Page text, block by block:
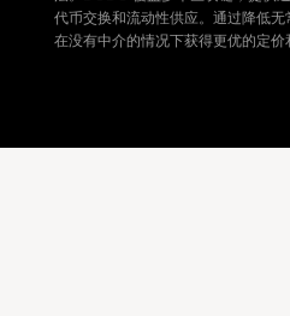
代币交换和流动性供应。通过降低
在没有中介的情况下获得更优的定价